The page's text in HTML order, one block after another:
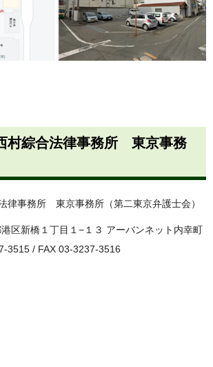
村綜合法律事務所 東京事務
律事務所 東京事務所（第二東京弁護士会）
区新橋１丁目１−１３ アーバンネット内幸町
3515 / FAX 03-3237-3516